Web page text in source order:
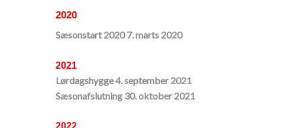
2020
Sæsonstart 2020 7. marts 2020
2021
Lørdagshygge 4. september 2021
Sæsonafslutning 30. oktober 2021